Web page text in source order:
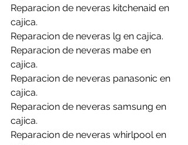
Reparacion de neveras kitchenaid en
cajica.
Reparacion de neveras lg en cajica.
Reparacion de neveras mabe en
cajica.
Reparacion de neveras panasonic en
cajica.
Reparacion de neveras samsung en
cajica.
Reparacion de neveras whirlpool en